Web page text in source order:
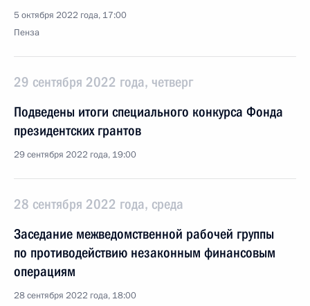
5 октября 2022 года, 17:00
Пенза
29 сентября 2022 года, четверг
Подведены итоги специального конкурса Фонда
президентских грантов
29 сентября 2022 года, 19:00
28 сентября 2022 года, среда
Заседание межведомственной рабочей группы
по противодействию незаконным финансовым
операциям
28 сентября 2022 года, 18:00